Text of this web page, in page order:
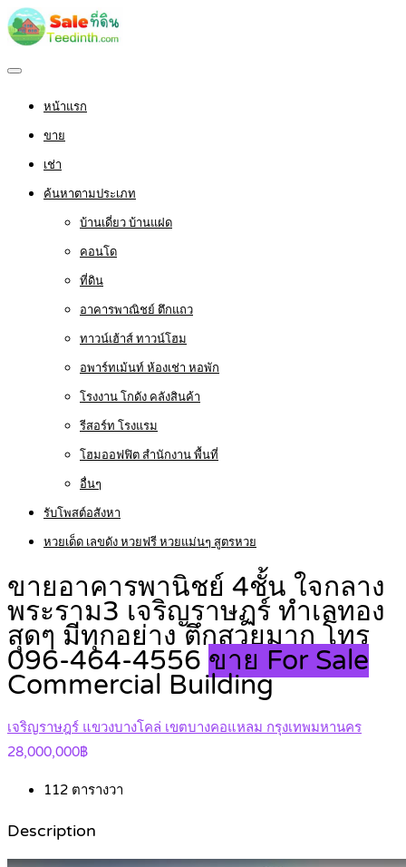
หน้าแรก
ขาย
เช่า
ค้นหาตามประเภท
บ้านเดี่ยว บ้านแฝด
คอนโด
ที่ดิน
อาคารพาณิชย์ ตึกแถว
ทาวน์เฮ้าส์ ทาวน์โฮม
อพาร์ทเม้นท์ ห้องเช่า หอพัก
โรงงาน โกดัง คลังสินค้า
รีสอร์ท โรงแรม
โฮมออฟฟิต สำนักงาน พื้นที่
อื่นๆ
รับโพสต์อสังหา
หวยเด็ด เลขดัง หวยฟรี หวยแม่นๆ สูตรหวย
ขายอาคารพานิชย์ 4ชั้น ใจกลาง
พระราม3 เจริญราษฏร์ ทำเลทอง
สุดๆ มีทุกอย่าง ตึกสวยมาก โทร
096-464-4556 ขาย For Sale
Commercial Building
เจริญราษฎร์ แขวงบางโคล่ เขตบางคอแหลม กรุงเทพมหานคร
28,000,000฿
112 ตารางวา
Description